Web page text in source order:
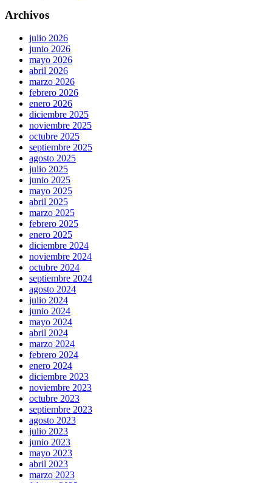
Archivos
julio 2026
junio 2026
mayo 2026
abril 2026
marzo 2026
febrero 2026
enero 2026
diciembre 2025
noviembre 2025
octubre 2025
septiembre 2025
agosto 2025
julio 2025
junio 2025
mayo 2025
abril 2025
marzo 2025
febrero 2025
enero 2025
diciembre 2024
noviembre 2024
octubre 2024
septiembre 2024
agosto 2024
julio 2024
junio 2024
mayo 2024
abril 2024
marzo 2024
febrero 2024
enero 2024
diciembre 2023
noviembre 2023
octubre 2023
septiembre 2023
agosto 2023
julio 2023
junio 2023
mayo 2023
abril 2023
marzo 2023